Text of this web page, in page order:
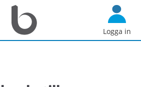
d
Startsida
Bostadsförmedlingen
i
Logga in